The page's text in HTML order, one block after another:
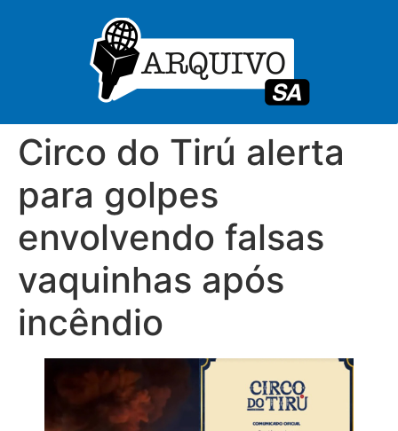
Circo do Tirú alerta
para golpes
envolvendo falsas
vaquinhas após
incêndio